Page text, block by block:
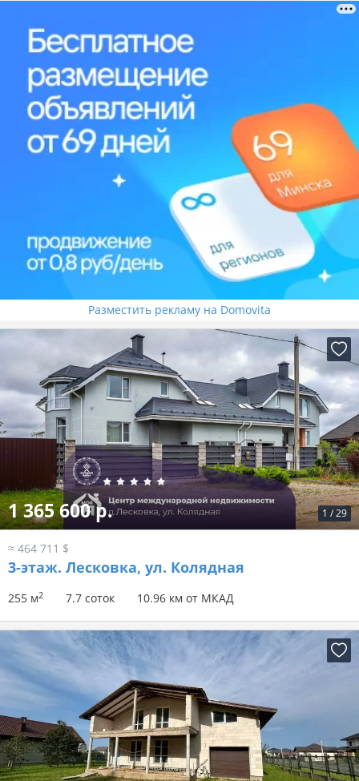
Разместить рекламу на Domovita
1 /29
1 365 600 р.
≈ 464 711 $
3-этаж. Лесковка, ул. Колядная
255 м2 7.7 соток 10.96 км от МКАД